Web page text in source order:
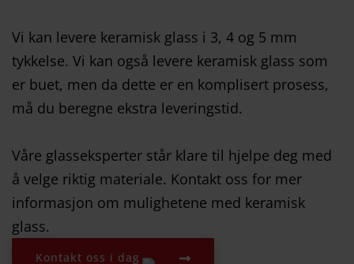
Vi kan levere keramisk glass i 3, 4 og 5 mm
tykkelse. Vi kan også levere keramisk glass som
er buet, men da dette er en komplisert prosess,
må du beregne ekstra leveringstid.
Våre glasseksperter står klare til hjelpe deg med
å velge riktig materiale. Kontakt oss for mer
informasjon om mulighetene med keramisk
glass.
Kontakt oss i dag